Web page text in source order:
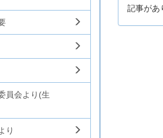
記事があ
員会より(生
り